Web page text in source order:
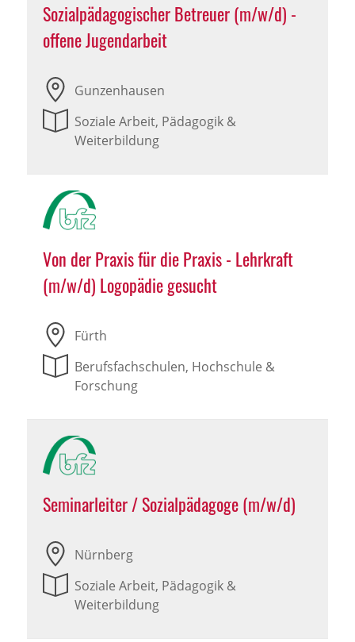
Sozialpädagogischer Betreuer (m/w/d) -
offene Jugendarbeit
Gunzenhausen
Soziale Arbeit, Pädagogik &
Weiterbildung
Von der Praxis für die Praxis - Lehrkraft
(m/w/d) Logopädie gesucht
Fürth
Berufsfachschulen, Hochschule &
Forschung
Seminarleiter / Sozialpädagoge (m/w/d)
Nürnberg
Soziale Arbeit, Pädagogik &
Weiterbildung